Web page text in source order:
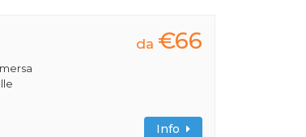
da €66
Info